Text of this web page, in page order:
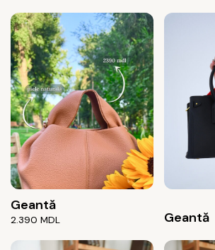
Geantă
2.390 MDL Geantă